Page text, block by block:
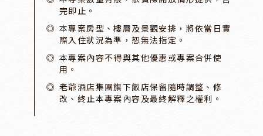
完即止。
本專案房型、樓層及景觀安排，將依當日實
際入住狀況為準，恕無法指定。
本專案內容不得與其他優惠或專案合併使
用。
老爺酒店集團旗下飯店保留隨時調整、修
改、終止本專案內容及最終解釋之權利。